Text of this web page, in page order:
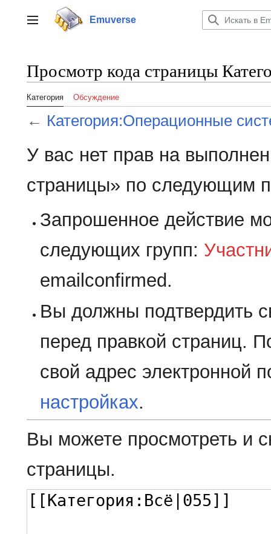
к
содержанию
Переключить боковую панель
Emuverse
Просмотр кода страницы
Категория Обсуждение
← Категория:Операционные
У вас нет прав на
страницы» по следующим
Запрошенное действие
следующих групп:
emailconfirmed.
Вы должны подтвердить
перед правкой страниц.
свой адрес электронной
настройках.
Вы можете просмотреть и
страницы.